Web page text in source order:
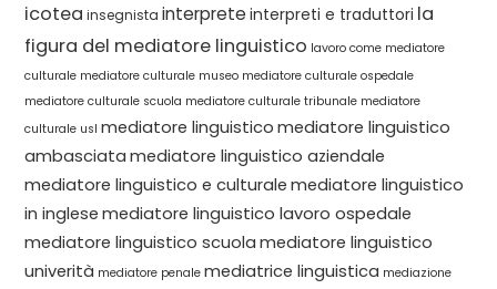
icotea insegnista interprete interpreti e traduttori la
figura del mediatore linguistico lavoro come mediatore
culturale mediatore culturale museo mediatore culturale ospedale
mediatore culturale scuola mediatore culturale tribunale mediatore
culturale usl mediatore linguistico mediatore linguistico
ambasciata mediatore linguistico aziendale
mediatore linguistico e culturale mediatore linguistico
in inglese mediatore linguistico lavoro ospedale
mediatore linguistico scuola mediatore linguistico
univerità mediatore penale mediatrice linguistica mediazione